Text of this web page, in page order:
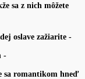
sa z nich môžete
oslave zažiarite -
-
sa romantikom hneď